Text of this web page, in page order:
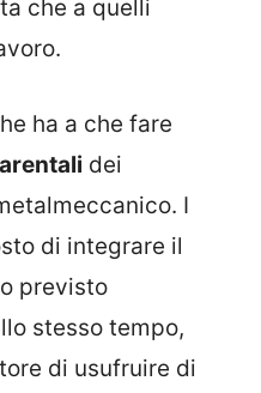
che a quelli
ha a che fare
dei
I
di integrare il
previsto
stesso tempo,
di usufruire di